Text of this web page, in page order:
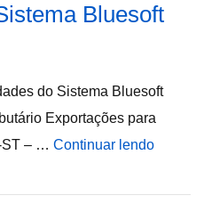
Bluesoft
do Sistema Bluesoft
Exportações para
ST – … Continuar lendo